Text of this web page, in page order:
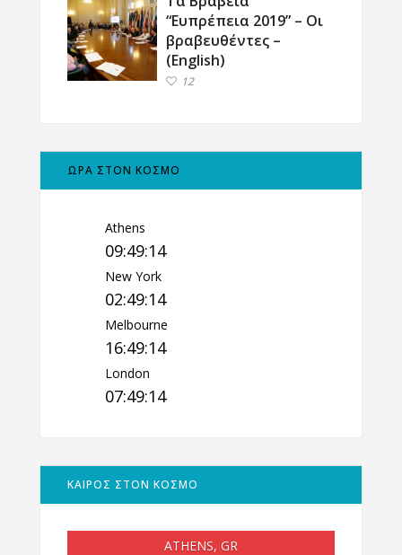
“Ευπρέπεια 2019” – Οι
βραβευθέντες –
(English)
12
ΩΡΑ ΣΤΟΝ ΚΟΣΜΟ
Athens
09:49:14
New York
02:49:14
Melbourne
16:49:14
London
07:49:14
ΚΑΙΡΟΣ ΣΤΟΝ ΚΟΣΜΟ
ATHENS, GR